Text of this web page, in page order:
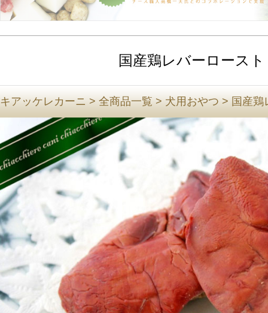
国産鶏レバーロースト
キアッケレカーニ > 全商品一覧 > 犬用おやつ > 国産鶏